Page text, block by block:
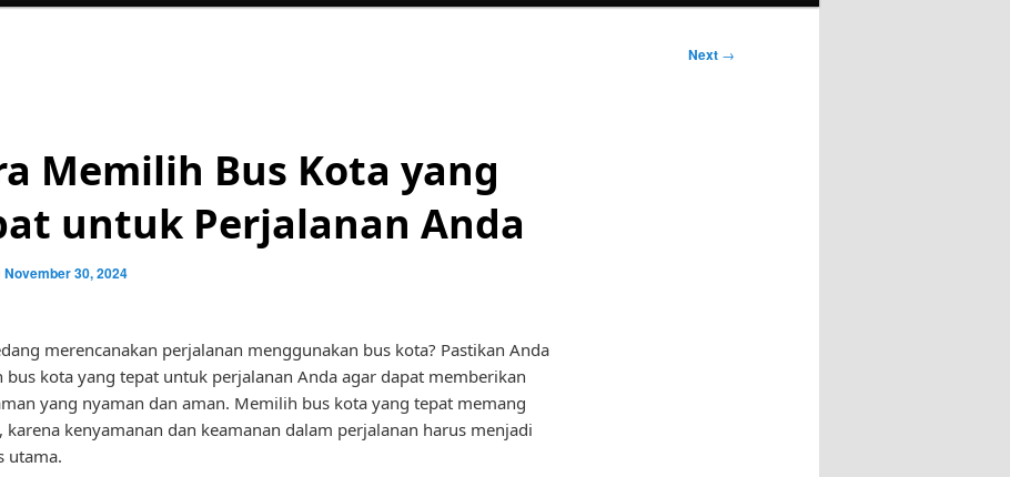
Next →
Memilih Bus Kota yang
untuk Perjalanan Anda
November 30, 2024
merencanakan perjalanan menggunakan bus kota? Pastikan Anda
bus kota yang tepat untuk perjalanan Anda agar dapat memberikan
yang nyaman dan aman. Memilih bus kota yang tepat memang
karena kenyamanan dan keamanan dalam perjalanan harus menjadi
utama.